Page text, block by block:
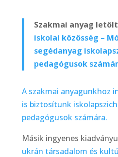
Szakmai anyag
iskolai közösség –
segédanyag
pedagógusok
A szakmai anyagunkhoz
is biztosítunk
pedagógusok számára.
Másik ingyenes
ukrán társadalom és